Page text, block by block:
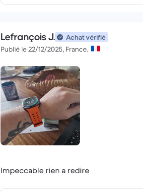
Lefrançois J.
Achat vérifié
Publié le 22/12/2025, France.
Impeccable rien a redire